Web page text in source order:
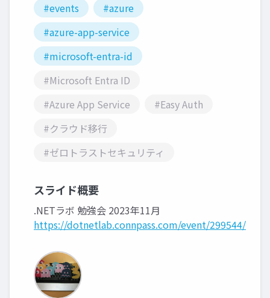
#events
#azure
#azure-app-service
#microsoft-entra-id
#Microsoft Entra ID
#Azure App Service
#Easy Auth
#クラウド移行
#ゼロトラストセキュリティ
スライド概要
.NETラボ 勉強会 2023年11月
https://dotnetlab.connpass.com/event/299544/